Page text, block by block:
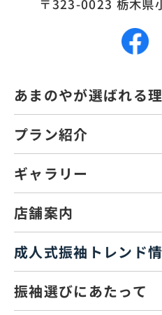
〒323-0023 栃木県
あまのやが選ばれる
振袖選びにあたって
プラン紹介
店舗案内
ギャラリー
成人式振袖トレンド